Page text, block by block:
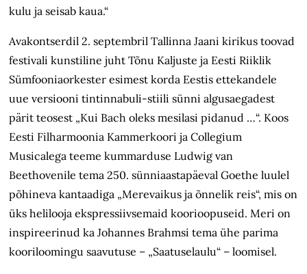
kulu ja seisab kaua.“
Avakontserdil 2. septembril Tallinna Jaani kirikus toovad
festivali kunstiline juht Tõnu Kaljuste ja Eesti Riiklik
Sümfooniaorkester esimest korda Eestis ettekandele
uue versiooni tintinnabuli-stiili sünni algusaegadest
pärit teosest „Kui Bach oleks mesilasi pidanud …“. Koos
Eesti Filharmoonia Kammerkoori ja Collegium
Musicalega teeme kummarduse Ludwig van
Beethovenile tema 250. sünniaastapäeval Goethe luulel
põhineva kantaadiga „Merevaikus ja õnnelik reis“, mis on
üks helilooja ekspressiivsemaid koorioopuseid. Meri on
inspireerinud ka Johannes Brahmsi tema ühe parima
kooriloomingu saavutuse – „Saatuselaulu“ – loomisel.